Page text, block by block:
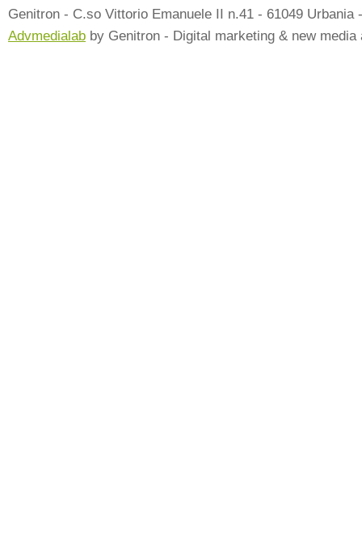
Genitron - C.so Vittorio Emanuele II n.41 - 61049 Urbania
Advmedialab by Genitron - Digital marketing & new media